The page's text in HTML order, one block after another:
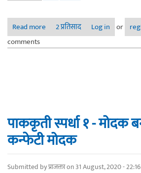
Read more about फ्रुट मोदक
2 प्रतिसाद Log in or
comments
पाककृती स्पर्धा १ -
कन्फेटी मोदक
Submitted byप्राजक्ताon 31 August, 2020 - 22:16